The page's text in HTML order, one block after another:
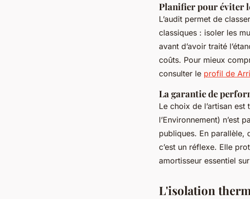
Planifier pour éviter
L’audit permet de
classiques : isoler les
avant d’avoir traité
coûts. Pour mieux
consulter le profil de
La garantie de
Le choix de l’artisan
l’Environnement) n’est
publiques. En parallèle,
c’est un réflexe. Elle
amortisseur essentiel
L'isolation